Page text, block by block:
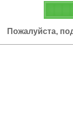
Пожалуйста,